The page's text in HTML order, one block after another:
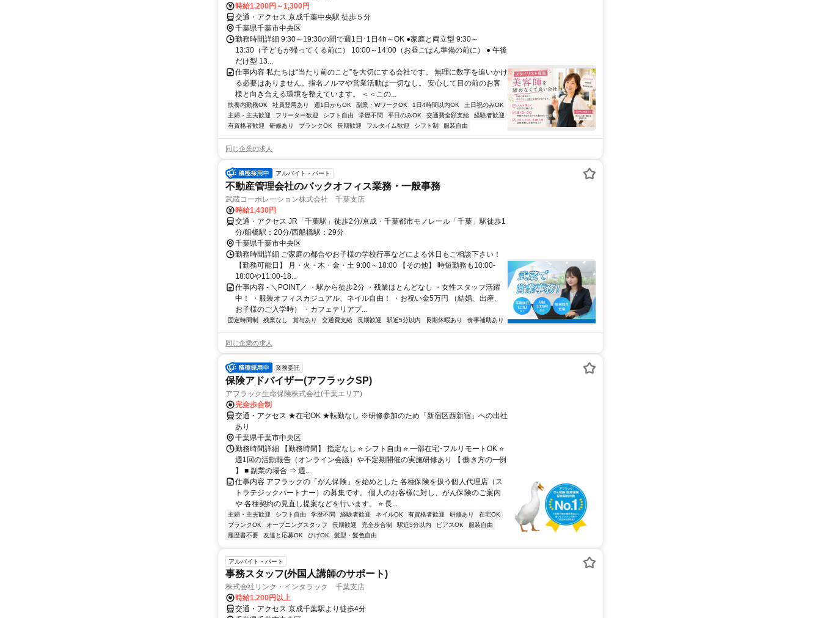
時給1,200円～1,300円
交通・アクセス 京成千葉中央駅 徒歩５分
千葉県千葉市中央区
勤務時間詳細 9:30～19:30の間で週1日･1日4h～OK ●家庭と両立型 9:30～
13:30（子どもが帰ってくる前に） 10:00～14:00（お昼ごはん準備の前に） ● 午後
だけ型 13...
仕事内容 私たちは“当たり前のこと”を大切にする会社です。 無理に数字を追いかけ
る必要はありません。指名ノルマや営業活動は一切なし。 安心して目の前のお客
様と向き合える環境を整えています。 ＜＜この...
扶養内勤務OK 社員登用あり 週1日からOK 副業・WワークOK 1日4時間以内OK
土日祝のみOK
主婦・主夫歓迎
フリーター歓迎 シフト自由 学歴不問 平日のみOK 交通費全額支給
経験者歓迎
有資格者歓迎
研修あり ブランクOK 長期歓迎 フルタイム歓迎 シフト制 服装自由
同じ企業の求人
アルバイト・パート
不動産管理会社のバックオフィス業務・一般事務
武蔵コーポレーション株式会社 千葉支店
時給1,430円
交通・アクセス JR「千葉駅」徒歩2分/京成・千葉都市モノレール「千葉」駅徒歩1
分/船橋駅：20分/西船橋駅：29分
千葉県千葉市中央区
勤務時間詳細 ご家庭の都合やお子様の学校行事などによる休日もご相談下さい！
【勤務可能日】 月・火・木・金・土 9:00～18:00 【その他】 時短勤務も10:00-
18:00や11:00-18...
仕事内容 - ＼POINT／ ・駅から徒歩2分 ・残業ほとんどなし ・女性スタッフ活躍
中！ ・服装オフィスカジュアル、ネイル自由！ ・お祝い金5万円 （結婚、出産、
お子様のご入学時） ・カフェテリアプ...
固定時間制 残業なし 賞与あり 交通費支給 長期歓迎 駅近5分以内 長期休暇あり 食事補助あり
同じ企業の求人
業務委託
保険アドバイザー(アフラックSP)
アフラック生命保険株式会社(千葉エリア)
完全歩合制
交通・アクセス ★在宅OK ★転勤なし ※研修参加のため「新宿区西新宿」への出社
あり
千葉県千葉市中央区
勤務時間詳細 【勤務時間】 指定なし ⭐ シフト自由 ⭐ 一部在宅･フルリモートOK ⭐
週1回の活動報告（オンライン会議）や不定期開催の実施研修あり 【 働き方の一例
】 ■ 副業の場合 ⇒ 週...
仕事内容 アフラックの「がん保険」を始めとした 各種保険を扱う個人代理店（ス
トラテジックパートナー）の募集です。 個人のお客様に対し、がん保険のご案内
や 各種契約の見直し提案などを行います。 ⭐ 長...
主婦・主夫歓迎 シフト自由 学歴不問 経験者歓迎 ネイルOK 有資格者歓迎 研修あり
在宅OK
ブランクOK
オープニングスタッフ 長期歓迎 完全歩合制 駅近5分以内 ピアスOK
服装自由
履歴書不要
友達と応募OK ひげOK 髪型・髪色自由
アルバイト・パート
事務スタッフ(外国人講師のサポート)
株式会社リンク・インタラック 千葉支店
時給1,200円以上
交通・アクセス 京成千葉駅より徒歩4分